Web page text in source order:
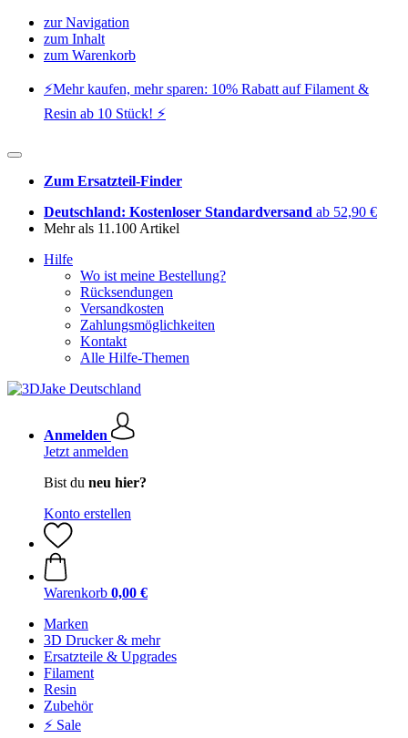
zur Navigation
zum Inhalt
zum Warenkorb
⚡️Mehr kaufen, mehr sparen: 10% Rabatt auf Filament &
Resin ab 10 Stück! ⚡️
Zum Ersatzteil-Finder
Deutschland: Kostenloser Standardversand ab 52,90 €
Mehr als 11.100 Artikel
Hilfe
Wo ist meine Bestellung?
Rücksendungen
Versandkosten
Zahlungsmöglichkeiten
Kontakt
Alle Hilfe-Themen
Anmelden
Jetzt anmelden
Bist du neu hier?
Konto erstellen
Warenkorb 0,00 €
Marken
3D Drucker & mehr
Ersatzteile & Upgrades
Filament
Resin
Zubehör
⚡ Sale